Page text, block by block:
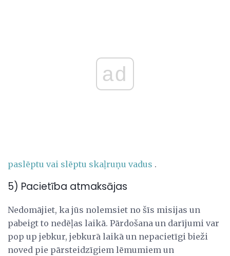
ad
paslēptu vai slēptu skaļruņu vadus .
5) Pacietība atmaksājas
Nedomājiet, ka jūs nolemsiet no šīs misijas un
pabeigt to nedēļas laikā. Pārdošana un darījumi var
pop up jebkur, jebkurā laikā un nepacietīgi bieži
noved pie pārsteidzīgiem lēmumiem un